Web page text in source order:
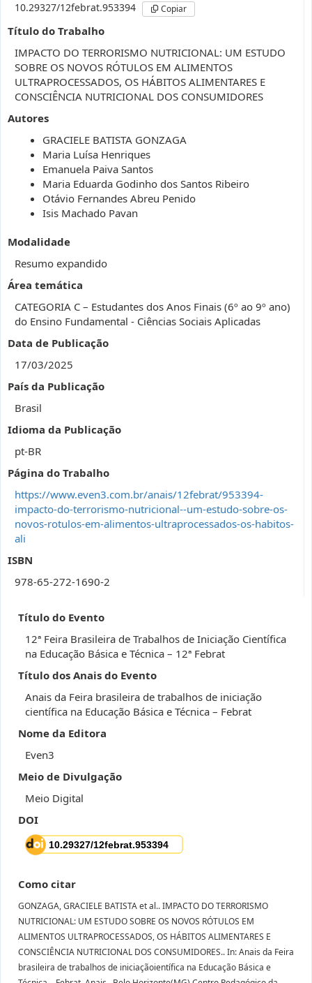
10.29327/12febrat.953394 Copiar
Título do Trabalho
IMPACTO DO TERRORISMO NUTRICIONAL: UM ESTUDO
SOBRE OS NOVOS RÓTULOS EM ALIMENTOS
ULTRAPROCESSADOS, OS HÁBITOS ALIMENTARES E
CONSCIÊNCIA NUTRICIONAL DOS CONSUMIDORES
Autores
GRACIELE BATISTA GONZAGA
Maria Luísa Henriques
Emanuela Paiva Santos
Maria Eduarda Godinho dos Santos Ribeiro
Otávio Fernandes Abreu Penido
Isis Machado Pavan
Modalidade
Resumo expandido
Área temática
CATEGORIA C – Estudantes dos Anos Finais (6º ao 9º ano)
do Ensino Fundamental - Ciências Sociais Aplicadas
Data de Publicação
17/03/2025
País da Publicação
Brasil
Idioma da Publicação
pt-BR
Página do Trabalho
https://www.even3.com.br/anais/12febrat/953394-
impacto-do-terrorismo-nutricional--um-estudo-sobre-os-
novos-rotulos-em-alimentos-ultraprocessados-os-habitos-
ali
ISBN
978-65-272-1690-2
Título do Evento
12ª Feira Brasileira de Trabalhos de Iniciação Científica
na Educação Básica e Técnica – 12ª Febrat
Título dos Anais do Evento
Anais da Feira brasileira de trabalhos de iniciação
científica na Educação Básica e Técnica – Febrat
Nome da Editora
Even3
Meio de Divulgação
Meio Digital
DOI
Como citar
GONZAGA, GRACIELE BATISTA et al.. IMPACTO DO TERRORISMO
NUTRICIONAL: UM ESTUDO SOBRE OS NOVOS RÓTULOS EM
ALIMENTOS ULTRAPROCESSADOS, OS HÁBITOS ALIMENTARES E
CONSCIÊNCIA NUTRICIONAL DOS CONSUMIDORES.. In: Anais da Feira
brasileira de trabalhos de iniciaçãoientífica na Educação Básica e